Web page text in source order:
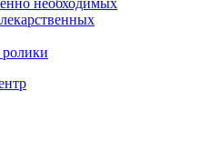
необходимых